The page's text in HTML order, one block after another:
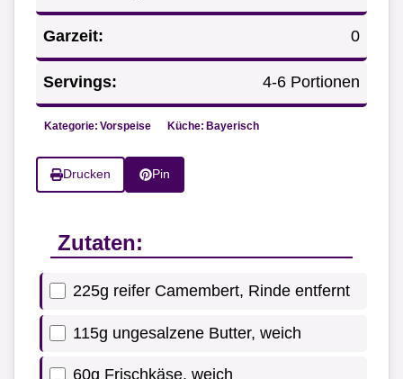
Garzeit: 0
Servings: 4-6 Portionen
Kategorie: Vorspeise Küche: Bayerisch
Drucken Pin
Zutaten:
225g reifer Camembert, Rinde entfernt
115g ungesalzene Butter, weich
60g Frischkäse, weich